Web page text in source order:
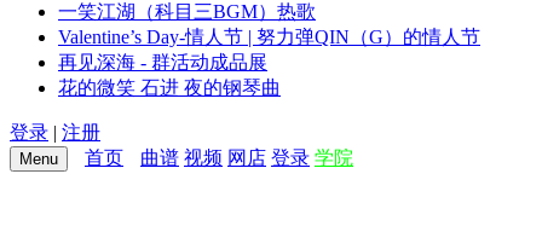
一笑江湖（科目三BGM）热歌
Valentine’s Day-情人节 | 努力弹QIN（G）的情人节
再见深海 - 群活动成品展
花的微笑 石进 夜的钢琴曲
登录 | 注册
Menu 首页 曲谱 视频 网店 登录 学院